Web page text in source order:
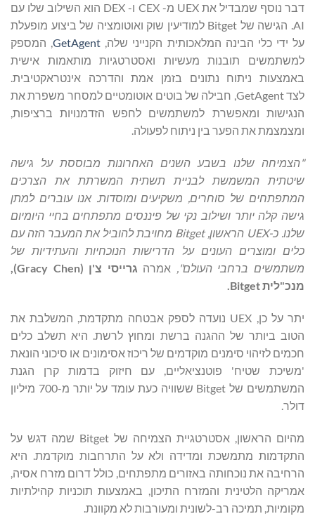
דבר נוסף שמבדיל את UEX מ- CEX ו- DEX הוא השילוב שלו עם
AI. הגישה של Bitget למודיעין שוק ואוטומציה של ביצוע מופעלת
על ידי כלי הבינה המלאכותית הקנייני שלה, GetAgent, המספק
למשתמשים תובנות מעשיות ואסטרטגיות מותאמות אישית
באמצעות ניתוח נתונים בזמן אמת והדרכה אינטראקטיבית.
לצד GetAgent, חבילה של בוטים אוטומטיים למסחר משפרת את
הנגישות ומאפשרת למשתמשים לחפש הזדמנויות ברציפות,
ומצמצמת את הפער בין ניתוח לפעולה.
"הצמיחה שלנו בשבע השנים האחרונות מבוססת על גישה
שיטתית המשמשת לבניית תשתית המשרתת את הצרכים
המתפתחים של סוחרים, משקיעים ומוסדות. אנו עוברים למתן
גישה קלה יותר ושילוב נקי של פיננסים מתפתחים בחיי היומיום
שלנו. כ-UEX הראשון,Bitget מחויבת להוביל את המעבר הזה עם
כלים ומוצרים העונים על הדרישות הנוכחיות והעתידיות של
משתמשים ברחבי העולם", אמרה גרייסי צ'ן (Gracy Chen
),
מנכ"ליתBitget
.
יתר על כן, UEX נועדה לספק אבטחה מתקדמת, המשלבת את
הטוב ביותר של ההגנה ברשת ומחוץ לרשת. היא תשלב כלים
חכמים לזיהוי סימנים מוקדמים של ריכוז אסימונים או סיכוני הונאת
'משיכת שטיח' פוטנציאליים, עם חיזוק בדמות קרן הגנת
המשתמשים של Bitget ששוויה כעת עומד על יותר מ-700 מיליון
דולר.
מהיום הראשון, אסטרטגיית הצמיחה של Bitget שמה דגש על
התקדמות מתמשכת ומדידה ולא על התרחבות מוקדמת. היא
הרחיבה את נוכחותה באזורים מתפתחים, כולל דרום מזרח אסיה,
אמריקה הלטינית והמזרח התיכון, באמצעות תוכניות קהילתיות
מקומיות, תמיכה רב-לשונית ומעורבות לא מקוונת.